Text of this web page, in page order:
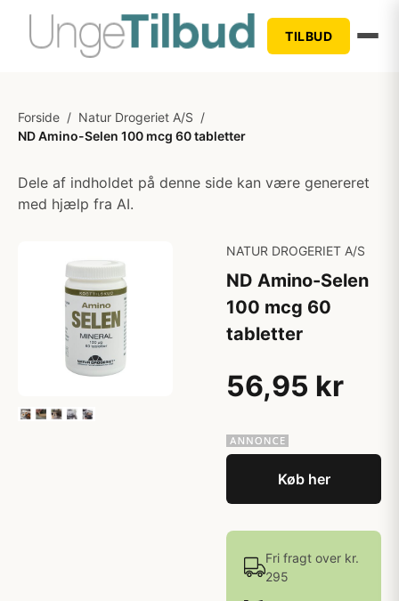
TILBUD
Forside / Natur Drogeriet A/S /
ND Amino-Selen 100 mcg 60 tabletter
Dele af indholdet på denne side kan være genereret
med hjælp fra AI.
NATUR DROGERIET A/S
ND Amino-Selen
100 mcg 60
tabletter
56,95 kr
Køb her
Fri fragt over kr.
295